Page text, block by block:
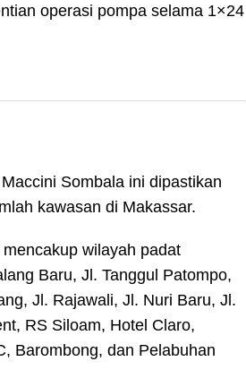
operasi pompa selama 1×24
Sombala ini dipastikan
kawasan di Makassar.
wilayah padat
Baru, Jl. Tanggul Patompo,
Jl. Rajawali, Jl. Nuri Baru, Jl.
RS Siloam, Hotel Claro,
Barombong, dan Pelabuhan